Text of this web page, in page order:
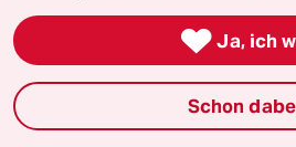
 Ja, ich
Schon